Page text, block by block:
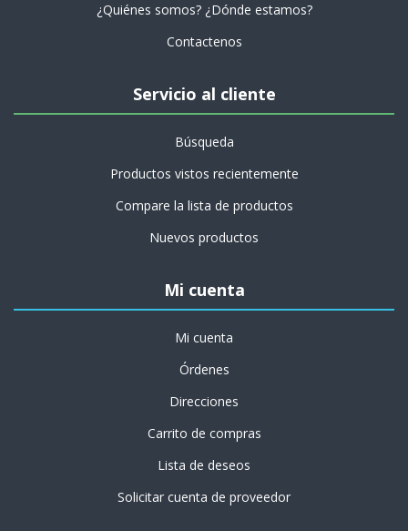
¿Quiénes somos? ¿Dónde estamos?
Contactenos
Servicio al cliente
Búsqueda
Productos vistos recientemente
Compare la lista de productos
Nuevos productos
Mi cuenta
Mi cuenta
Órdenes
Direcciones
Carrito de compras
Lista de deseos
Solicitar cuenta de proveedor